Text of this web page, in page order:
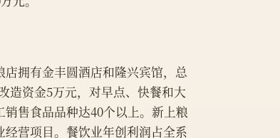
店拥有金丰圆酒店和隆兴宾馆，总
造资金5万元，对早点、快餐和大
售食品品种达40个以上。新上粮
营项目。餐饮业年创利润占全系